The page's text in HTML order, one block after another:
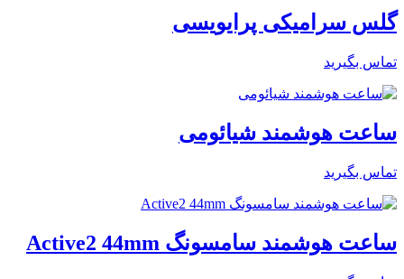
گلس سرامیکی پرایویسی
تماس بگیرید
ساعت هوشمند شیائومی
تماس بگیرید
ساعت هوشمند سامسونگ Active2 44mm